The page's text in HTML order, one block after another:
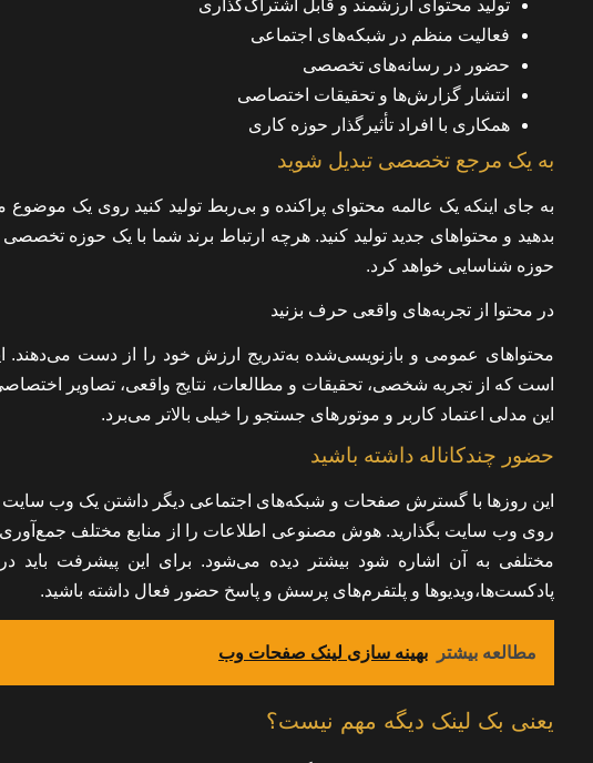
تولید محتوای ارزشمند و قابل اشتراک‌گذاری
فعالیت منظم در شبکه‌های اجتماعی
حضور در رسانه‌های تخصصی
انتشار گزارش‌ها و تحقیقات اختصاصی
همکاری با افراد تأثیرگذار حوزه کاری
به یک مرجع تخصصی تبدیل شوید
به‌ جای اینکه یک عالمه محتوای پراکنده و بی‌ربط تولید کنید روی یک
بدهید و محتواهای جدید تولید کنید. هرچه ارتباط برند شما با یک حوزه
حوزه شناسایی خواهد کرد.
در محتوا از تجربه‌‌های واقعی حرف بزنید
محتواهای عمومی و بازنویسی‌شده به‌تدریج ارزش خود را از دست می‌دهند.
است که از تجربه شخصی، تحقیقات و مطالعات،‌ نتایج واقعی، تصاویر
این مدلی اعتماد کاربر و موتورهای جستجو را خیلی بالاتر می‌برد.
حضور چندکاناله داشته باشید
این روزها با گسترش صفحات و شبکه‌های اجتماعی دیگر داشتن یک وب سایت
روی وب سایت بگذارید. هوش مصنوعی اطلاعات را از منابع مختلف جمع‌آوری
مختلفی به آن اشاره شود بیشتر دیده می‌شود. برای این پیشرفت
پادکست‌ها،‌ویدیوها و پلتفرم‌های پرسش و پاسخ حضور فعال داشته باشید.
مطالعه بیشتر بهینه سازی لینک صفحات وب
یعنی بک لینک دیگه مهم نیست؟